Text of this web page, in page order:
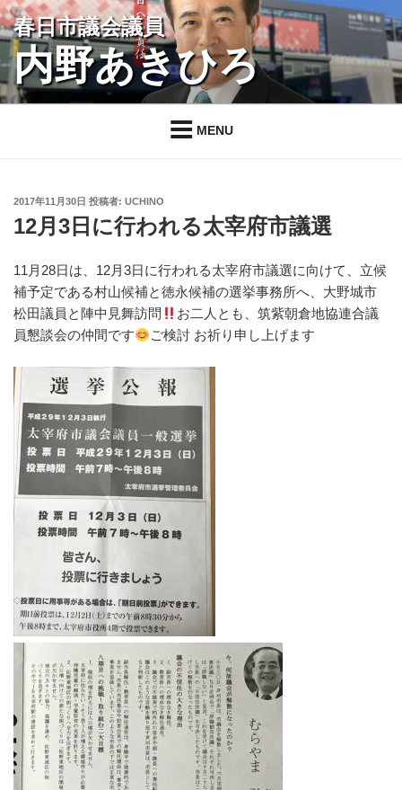
コ
ン
ツ
春日市議会議員
内野あきひろ
MENU
投
稿
日:
2017年11月30日 投稿者: UCHINO
12月3日に行われる太宰府市議選
11月28日は、12月3日に行われる太宰府市議選に向けて、立候
補予定である村山候補と徳永候補の選挙事務所へ、大野城市
松田議員と陣中見舞訪問
お二人とも、筑紫朝倉地協連合議
員懇談会の仲間です
ご検討 お祈り申し上げます